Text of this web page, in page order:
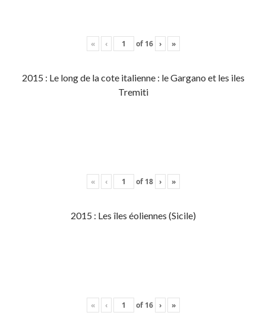
« ‹ of 16 › »
2015 : Le long de la cote italienne : le Gargano et les iles
Tremiti
« ‹ of 18 › »
2015 : Les îles éoliennes (Sicile)
« ‹ of 16 › »